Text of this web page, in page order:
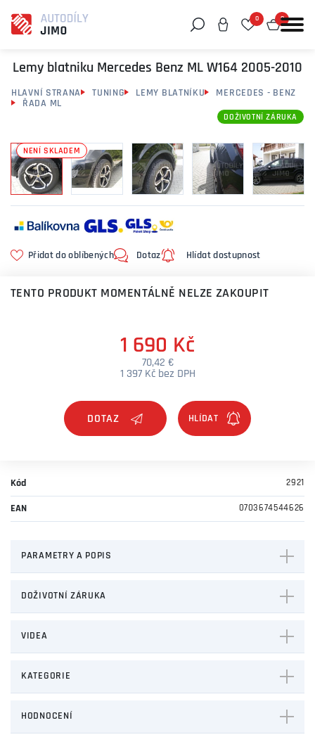
0 0
Lemy blatniku Mercedes Benz ML W164 2005-2010
HLAVNÍ STRANA TUNING LEMY BLATNÍKU
MERCEDES - BENZ
ŘADA ML
NENÍ SKLADEM
DOŽIVOTNÍ ZÁRUKA
Přidat do oblíbených Dotaz Hlídat dostupnost
TENTO PRODUKT MOMENTÁLNĚ NELZE ZAKOUPIT
1 690 Kč
70,42 €
1 397 Kč bez DPH
DOTAZ
Kód 2921
EAN 0703674544626
PARAMETRY A POPIS
DOŽIVOTNÍ ZÁRUKA
VIDEA
KATEGORIE
HODNOCENÍ
Můžeme vám pomoci něco najít?